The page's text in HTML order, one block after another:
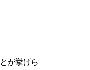
が挙げら